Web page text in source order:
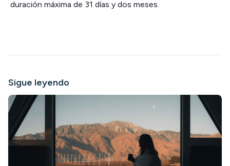
duración máxima de 31 días y dos meses.
Sigue leyendo